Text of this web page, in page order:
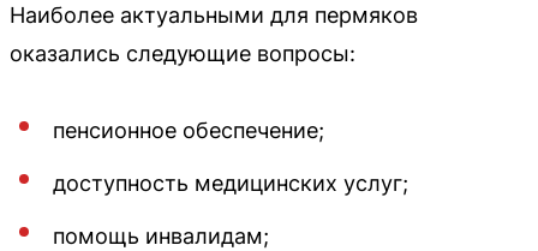
Наиболее актуальными для пермяков
оказались следующие вопросы:
пенсионное обеспечение;
доступность медицинских услуг;
помощь инвалидам;